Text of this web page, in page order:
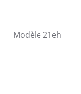
Modèle 21eh